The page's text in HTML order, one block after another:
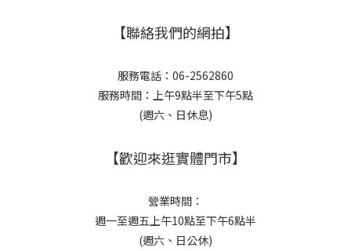
【聯絡我們的網拍】
服務電話：06-2562860
服務時間：上午9點半至下午5點
(週六、日休息)
【歡迎來逛實體門市】
營業時間：
週一至週五上午10點至下午6點半
(週六、日公休)